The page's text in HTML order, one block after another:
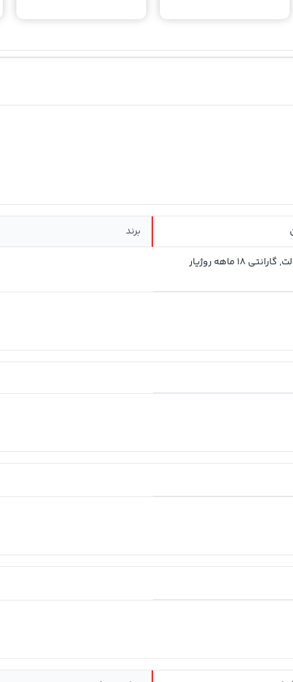
برند
سلامت و اصالت, گارانتی 18 ماهه روژیار